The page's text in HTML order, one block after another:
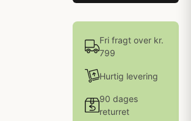
Fri fragt over kr.
799
Hurtig levering
90 dages
returret